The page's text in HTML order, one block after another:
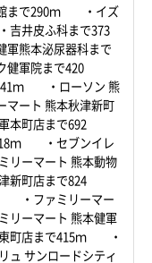
まで290ｍ ・イズ
井皮ふ科まで373
熊本泌尿器科まで
軍院まで420
ｍ ・ローソン 熊
ート 熊本秋津新町
本町店まで692
ｍ ・セブンイレ
ーマート 熊本動物
新町店まで824
・ファミリーマー
ーマート 熊本健軍
町店まで415ｍ ・
サンロードシティ